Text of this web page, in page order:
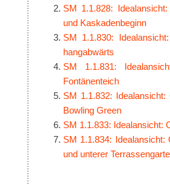
SM 1.1.828:
und Kaskadenbeginn
SM 1.1.830:
hangabwärts
SM 1.1.831:
Fontänenteich
SM 1.1.832:
Bowling Green
SM 1.1.833: Idealansicht:
SM 1.1.834:
und unterer